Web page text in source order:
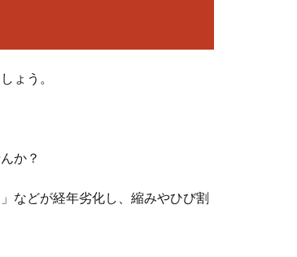
ょう。
か？
などが経年劣化し、縮みやひび割